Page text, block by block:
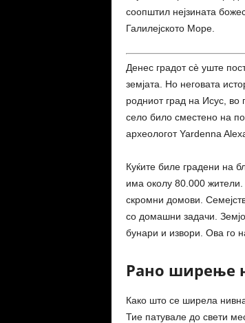
соопштил нејзината
Галилејското Море.
Денес градот сè уште
земјата. Но неговата
родниот град на Исус, во
село било сместено на
археологотYardenna
Куќите биле градени на
има околу 80.000
скромни домови.
со домашни задачи.
бунари и извори. Ова го
Рано ширење
Како што се ширела
Тие патувале до свети